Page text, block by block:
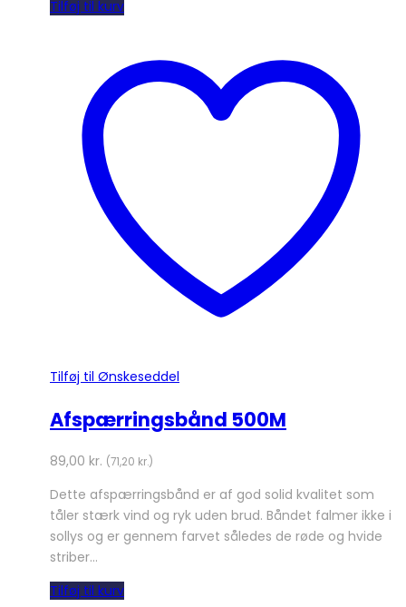
Tilføj til kurv
Tilføj til Ønskeseddel
Afspærringsbånd 500M
89,00 kr. (71,20 kr.)
Dette afspærringsbånd er af god solid kvalitet som
tåler stærk vind og ryk uden brud. Båndet falmer ikke i
sollys og er gennem farvet således de røde og hvide
striber…
Tilføj til kurv